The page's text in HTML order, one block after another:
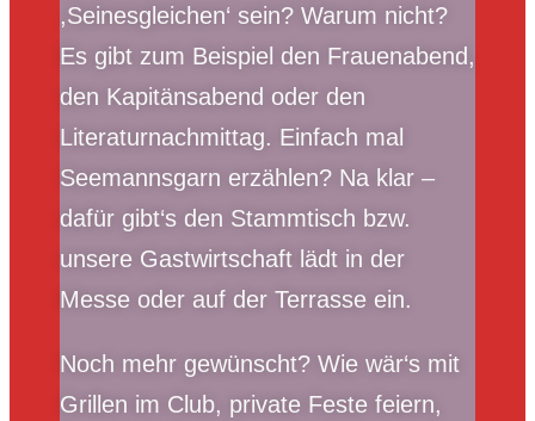
,Seinesgleichen‘ sein? Warum nicht?
Es gibt zum Beispiel den Frauenabend,
den Kapitänsabend oder den
Literaturnachmittag. Einfach mal
Seemannsgarn erzählen? Na klar –
dafür gibt‘s den Stammtisch bzw.
unsere Gastwirtschaft lädt in der
Messe oder auf der Terrasse ein.
Noch mehr gewünscht? Wie wär‘s mit
Grillen im Club, private Feste feiern,